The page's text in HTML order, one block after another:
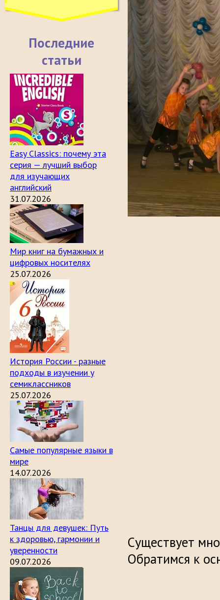
Последние
статьи
Easy Classics: почему эта
серия — лучший выбор
для изучающих
английский
31.07.2026
Мир книг на бумажных и
цифровых носителях
25.07.2026
История России - разные
подходы в изучении у
семиклассников
25.07.2026
Самые популярные языки в
мире
14.07.2026
Танцы для девушек: Путь
к здоровью, гармонии и
уверенности
09.07.2026
Существует
Обратимся к